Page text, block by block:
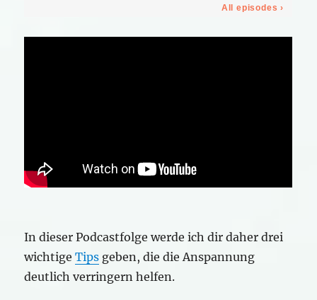
In dieser Podcastfolge werde ich dir daher drei
wichtigeTips geben, die die Anspannung
deutlich verringern helfen.